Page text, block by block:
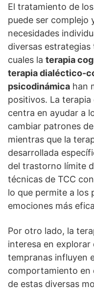
El tratamiento de
puede ser complejo
necesidades
diversas
cuales la terapia
terapia dialéctico-
psicodinámica han
positivos. La
centra en ayudar a
cambiar patrones
mientras que la
desarrollada
del trastorno lí­mite
técnicas de TCC
lo que permite a los
emociones más
Por otro lado, la
interesa en explorar
tempranas influyen
comportamiento en
de estas diversas